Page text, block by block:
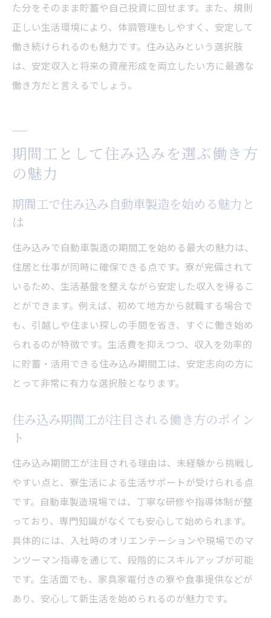
た分をそのまま貯蓄や自己投資に回せます。また、規則
正しい生活環境により、体調管理もしやすく、安定して
働き続けられるのも魅力です。住み込みという選択肢
は、安定収入と将来の資産形成を両立したい方に最適な
働き方だと言えるでしょう。
期間工として住み込みを選ぶ働き方
の魅力
期間工で住み込み自動車製造を始める魅力と
は
住み込みで自動車製造の期間工を始める最大の魅力は、
住居と仕事が同時に確保できる点です。寮が完備されて
いるため、生活基盤を整えながら安定した収入を得るこ
とができます。例えば、初めて地方から就職する場合で
も、引越しや住まい探しの手間を省き、すぐに働き始め
られるのが特徴です。生活費を抑えつつ、収入を効率的
に貯蓄・活用できる住み込み期間工は、安定志向の方に
とって非常に有力な選択肢となります。
住み込み期間工が注目される働き方のポイン
ト
住み込み期間工が注目される理由は、未経験から挑戦し
やすい点と、寮生活による生活サポートが受けられる点
です。自動車製造現場では、丁寧な研修や指導体制が整
っており、専門知識がなくても安心して始められます。
具体的には、入社時のオリエンテーションや現場でのマ
ンツーマン指導を通じて、段階的にスキルアップが可能
です。生活面でも、家具家電付きの寮や食事提供などが
あり、安心して新生活を始められるのが魅力です。